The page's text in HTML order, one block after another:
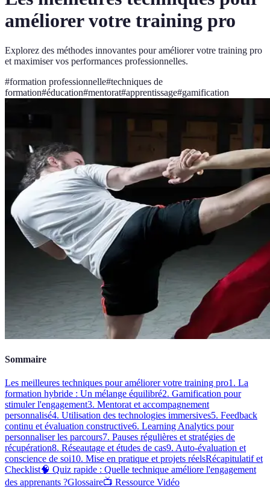
améliorer votre training pro
Explorez des méthodes innovantes pour améliorer votre training pro
et maximiser vos performances professionnelles.
#formation professionnelle#techniques de
formation#éducation#mentorat#apprentissage#gamification
Sommaire
Les meilleures techniques pour améliorer votre training pro1. La
formation hybride : Un mélange équilibré2. Gamification pour
stimuler l'engagement3. Mentorat et accompagnement
personnalisé4. Utilisation des technologies immersives5. Feedback
continu et évaluation constructive6. Learning Analytics pour
personnaliser les parcours7. Pauses régulières et stratégies de
récupération8. Réseautage et études de cas9. Auto-évaluation et
conscience de soi10. Mise en pratique et projets réelsRécapitulatif et
Checklist🧠 Quiz rapide : Quelle technique améliore l'engagement
des apprenants ?Glossaire📺 Ressource Vidéo